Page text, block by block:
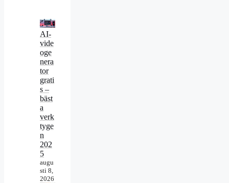
AI-
vide
oge
nera
tor
grati
s –
bäst
a
verk
tyge
n
202
5
augu
sti 8,
2026